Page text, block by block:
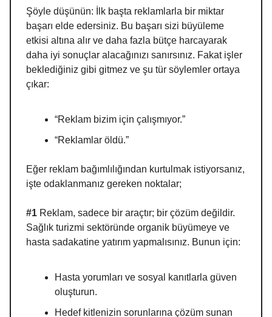
Şöyle düşünün: İlk başta reklamlarla bir miktar
başarı elde edersiniz. Bu başarı sizi büyüleme
etkisi altına alır ve daha fazla bütçe harcayarak
daha iyi sonuçlar alacağınızı sanırsınız. Fakat işler
beklediğiniz gibi gitmez ve şu tür söylemler ortaya
çıkar:
“Reklam bizim için çalışmıyor.”
“Reklamlar öldü.”
Eğer reklam bağımlılığından kurtulmak istiyorsanız,
işte odaklanmanız gereken noktalar;
#1 Reklam, sadece bir araçtır; bir çözüm değildir.
Sağlık turizmi sektöründe organik büyümeye ve
hasta sadakatine yatırım yapmalısınız. Bunun için:
Hasta yorumları ve sosyal kanıtlarla güven
oluşturun.
Hedef kitlenizin sorunlarına çözüm sunan